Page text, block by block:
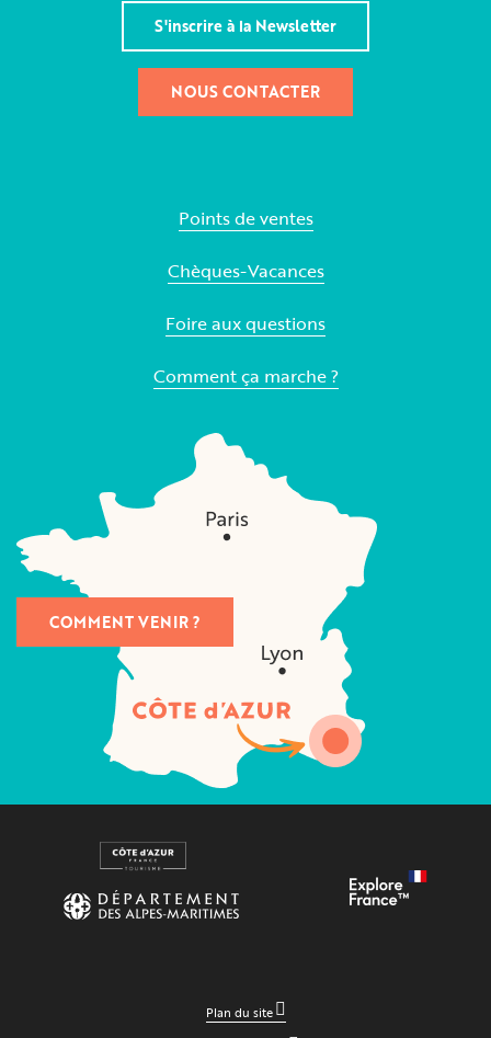
S'inscrire à la Newsletter
NOUS CONTACTER
Points de ventes
Chèques-Vacances
Foire aux questions
Comment ça marche ?
COMMENT VENIR ?
Plan du site